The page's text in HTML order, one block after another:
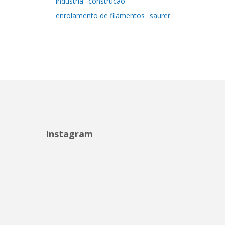
enrolamento de filamentos saurer
Instagram